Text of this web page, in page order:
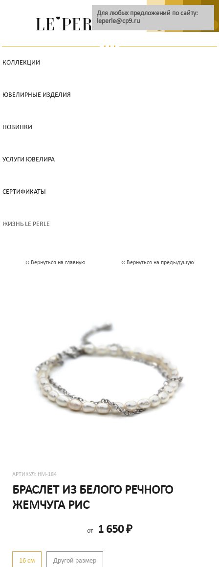
КОЛЛЕКЦИИ
ЮВЕЛИРНЫЕ ИЗДЕЛИЯ
НОВИНКИ
УСЛУГИ ЮВЕЛИРА
СЕРТИФИКАТЫ
ЖИЗНЬ LE PERLE
‹‹ Вернуться на главную ‹‹ Вернуться на предыдущую
АРТИКУЛ: HM-184
БРАСЛЕТ ИЗ БЕЛОГО РЕЧНОГО
ЖЕМЧУГА РИС
от 1 650₽
16 см Другой размер
Для любых предложений по сайту:
leperle@cp9.ru